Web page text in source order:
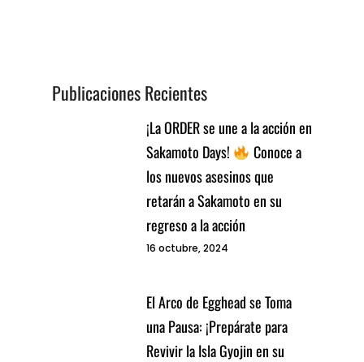
Publicaciones Recientes
¡La ORDER se une a la acción en
Sakamoto Days!
Conoce a
los nuevos asesinos que
retarán a Sakamoto en su
regreso a la acción
16 octubre, 2024
El Arco de Egghead se Toma
una Pausa: ¡Prepárate para
Revivir la Isla Gyojin en su